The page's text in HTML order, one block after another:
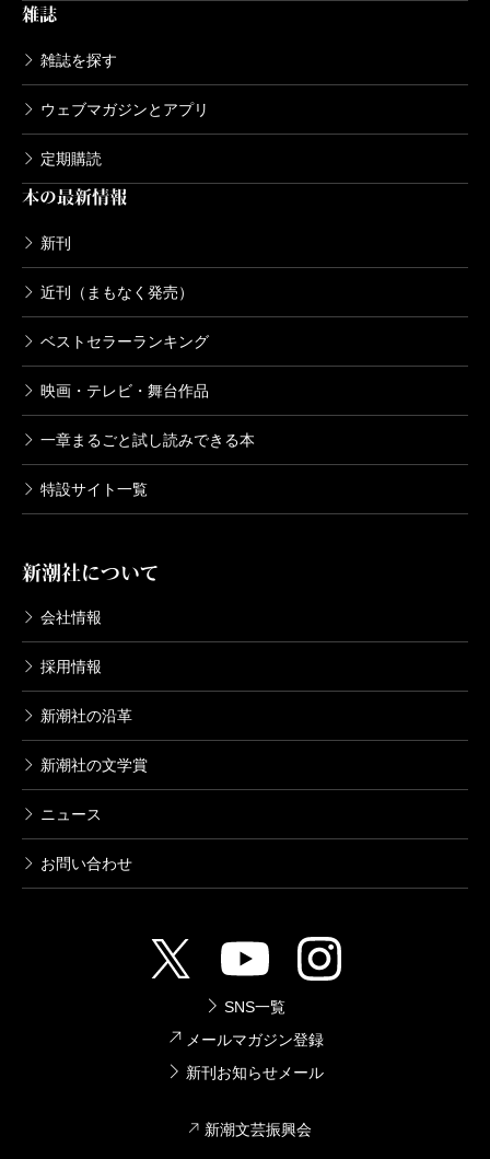
雑誌
雑誌を探す
ウェブマガジンとアプリ
定期購読
本の最新情報
新刊
近刊（まもなく発売）
ベストセラーランキング
映画・テレビ・舞台作品
一章まるごと試し読みできる本
特設サイト一覧
新潮社について
会社情報
採用情報
新潮社の沿革
新潮社の文学賞
ニュース
お問い合わせ
SNS一覧
メールマガジン登録
新刊お知らせメール
新潮文芸振興会